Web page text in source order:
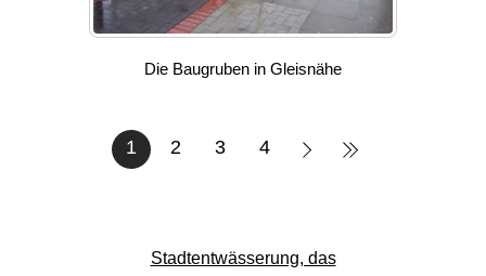
Die Baugruben in Gleisnähe
1 2 3 4
Stadtentwässerung, das